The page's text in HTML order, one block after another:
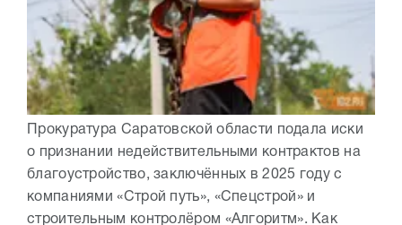
Прокуратура Саратовской области подала иски
о признании недействительными контрактов на
благоустройство, заключённых в 2025 году с
компаниями «Строй путь», «Спецстрой» и
строительным контролёром «Алгоритм». Как